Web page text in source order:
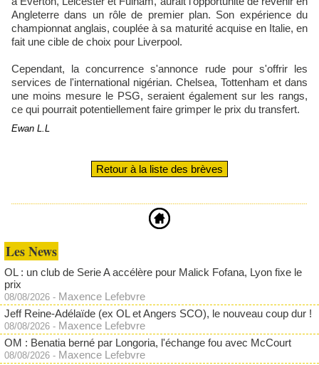
Angleterre dans un rôle de premier plan. Son expérience du
championnat anglais, couplée à sa maturité acquise en Italie, en
fait une cible de choix pour Liverpool.
Cependant, la concurrence s'annonce rude pour s'offrir les
services de l'international nigérian. Chelsea, Tottenham et dans
une moins mesure le PSG, seraient également sur les rangs,
ce qui pourrait potentiellement faire grimper le prix du transfert.
Ewan L.L
Retour à la liste des brèves
Les News
OL : un club de Serie A accélère pour Malick Fofana, Lyon fixe le
prix
08/08/2026 - Maxence Lefebvre
Jeff Reine-Adélaïde (ex OL et Angers SCO), le nouveau coup dur !
08/08/2026 - Maxence Lefebvre
OM : Benatia berné par Longoria, l'échange fou avec McCourt
08/08/2026 - Maxence Lefebvre